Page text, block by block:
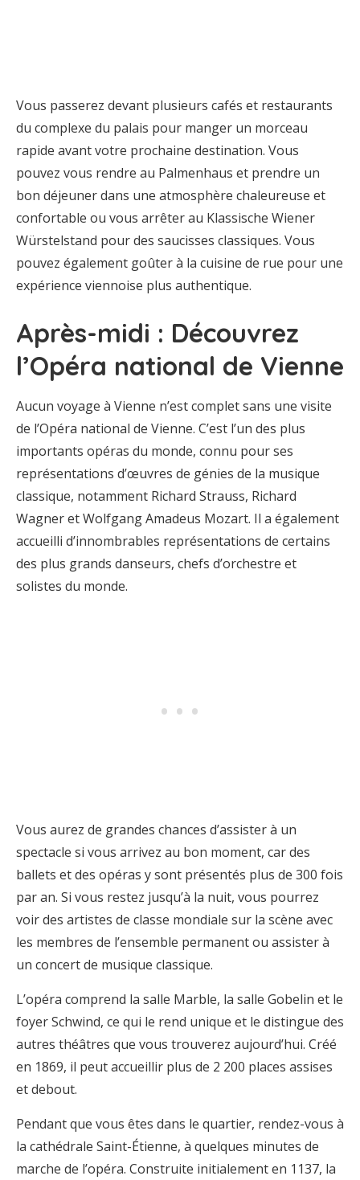
Vous passerez devant plusieurs cafés et restaurants
du complexe du palais pour manger un morceau
rapide avant votre prochaine destination. Vous
pouvez vous rendre au Palmenhaus et prendre un
bon déjeuner dans une atmosphère chaleureuse et
confortable ou vous arrêter au Klassische Wiener
Würstelstand pour des saucisses classiques. Vous
pouvez également goûter à la cuisine de rue pour une
expérience viennoise plus authentique.
Après-midi : Découvrez
l’Opéra national de Vienne
Aucun voyage à Vienne n’est complet sans une visite
de l’Opéra national de Vienne. C’est l’un des plus
importants opéras du monde, connu pour ses
représentations d’œuvres de génies de la musique
classique, notamment Richard Strauss, Richard
Wagner et Wolfgang Amadeus Mozart. Il a également
accueilli d’innombrables représentations de certains
des plus grands danseurs, chefs d’orchestre et
solistes du monde.
Vous aurez de grandes chances d’assister à un
spectacle si vous arrivez au bon moment, car des
ballets et des opéras y sont présentés plus de 300 fois
par an. Si vous restez jusqu’à la nuit, vous pourrez
voir des artistes de classe mondiale sur la scène avec
les membres de l’ensemble permanent ou assister à
un concert de musique classique.
L’opéra comprend la salle Marble, la salle Gobelin et le
foyer Schwind, ce qui le rend unique et le distingue des
autres théâtres que vous trouverez aujourd’hui. Créé
en 1869, il peut accueillir plus de 2 200 places assises
et debout.
Pendant que vous êtes dans le quartier, rendez-vous à
la cathédrale Saint-Étienne, à quelques minutes de
marche de l’opéra. Construite initialement en 1137, la